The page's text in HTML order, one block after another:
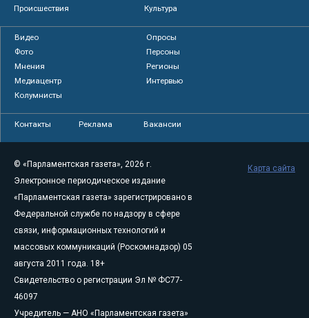
Происшествия
Культура
Видео
Опросы
Фото
Персоны
Мнения
Регионы
Медиацентр
Интервью
Колумнисты
Контакты Реклама Вакансии
© «Парламентская газета», 2026 г.
Электронное периодическое издание
«Парламентская газета» зарегистрировано в
Федеральной службе по надзору в сфере
связи, информационных технологий и
массовых коммуникаций (Роскомнадзор) 05
августа 2011 года. 18+
Свидетельство о регистрации Эл № ФС77-
46097
Учредитель — АНО «Парламентская газета»
Карта сайта